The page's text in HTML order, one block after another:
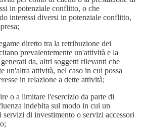
in potenziale conflitto, o che
interessi diversi in potenziale conflitto,
diretto tra la retribuzione dei
prevalentemente un'attività e la
da, altri soggetti rilevanti che
un'altra attività, nel caso in cui possa
in relazione a dette attività;
o a limitare l'esercizio da parte di
indebita sul modo in cui un
servizi di investimento o servizi accessori